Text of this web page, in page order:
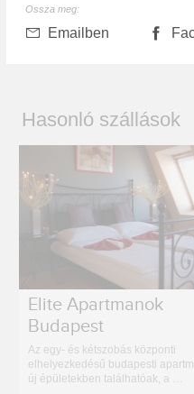
Ossza meg:
Emailben
Hasonló szállások
Elite Apartmanok
Budapest
Az egy- és kétszobás központi
elhelyezkedésű budapesti
új épületekben találhatóak, a …